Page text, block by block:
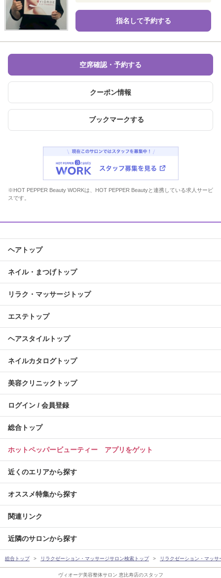
ヴィオーデ美容整体サロン 恵比寿店のスタッフ
指名して予約する
空席確認・予約する
クーポン情報
ブックマークする
※HOT PEPPER Beauty WORKは、HOT PEPPER Beautyと連携している求人サービ
スです。
ヘアトップ
ネイル・まつげトップ
リラク・マッサージトップ
エステトップ
ヘアスタイルトップ
ネイルカタログトップ
美容クリニックトップ
ログイン / 会員登録
総合トップ
ホットペッパービューティー アプリをゲット
近くのエリアから探す
オススメ特集から探す
関連リンク
近隣のサロンから探す
総合トップ リラクゼーション・マッサージサロン検索トップ リラクゼーション・マッ